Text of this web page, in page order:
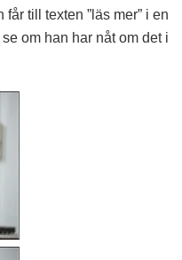
till texten ”läs mer” i en
se om han har nåt om det i